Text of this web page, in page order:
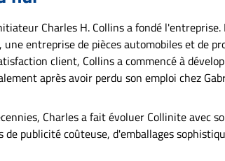
dépôts et des
Collinite Super
est idéal pour
en entretien
tout en étant
utilisé par les
DoubleCoat
avec une
Charles H. Collins a fondé
entreprise de pièces automobiles et de
client, Collins a commencé à
après avoir perdu son emploi chez
Charles a fait évoluer Collinite avec
de publicité coûteuse, d'emballages